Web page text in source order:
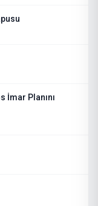
İmar Planını